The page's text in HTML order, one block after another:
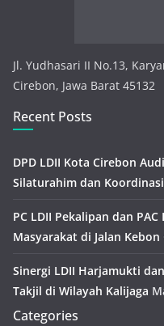
Jl. Yudhasari II No.13,
Cirebon, Jawa Barat 45132
Recent Posts
DPD LDII Kota Cirebon
Silaturahim dan
PC LDII Pekalipan dan
Masyarakat di Jalan Kebon
Sinergi LDII Harjamukti
Takjil di Wilayah Kalijaga
Categories